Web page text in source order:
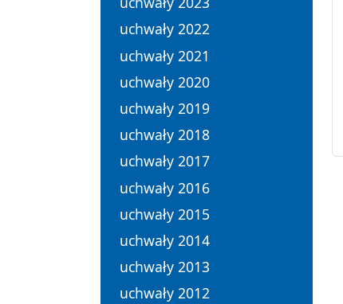
uchwały 2022
uchwały 2021
uchwały 2020
uchwały 2019
uchwały 2018
uchwały 2017
uchwały 2016
uchwały 2015
uchwały 2014
uchwały 2013
uchwały 2012